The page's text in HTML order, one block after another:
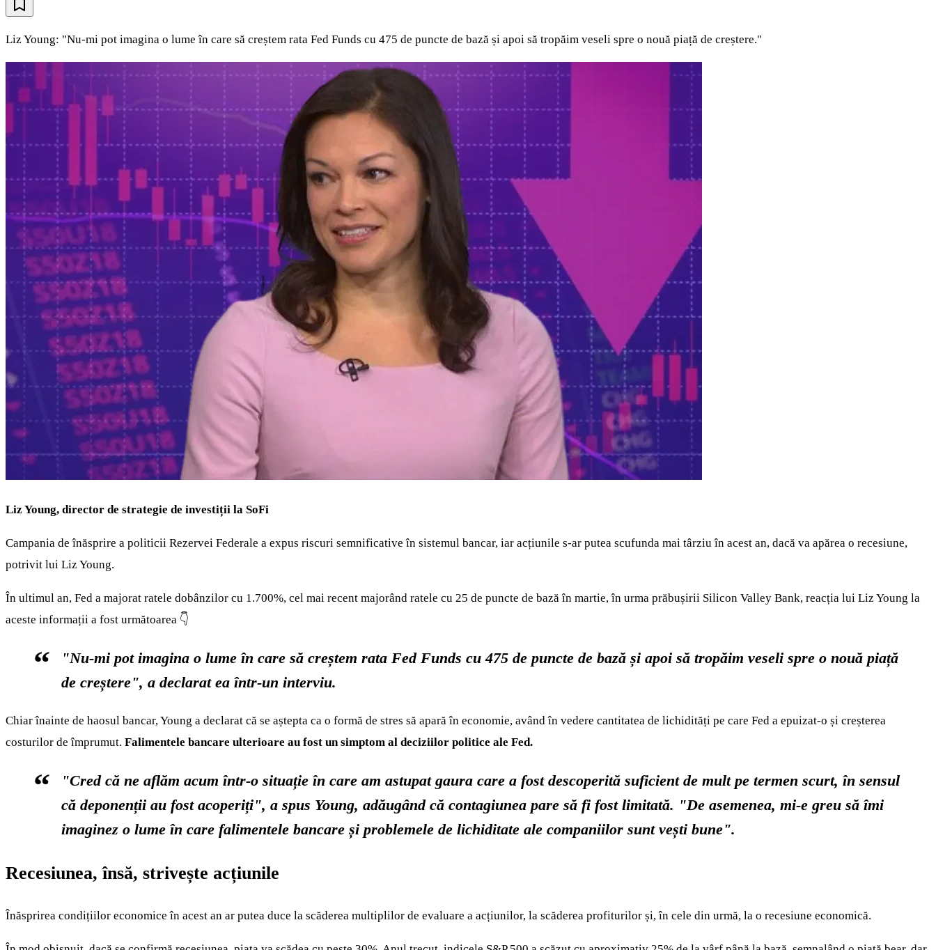
Liz Young: "Nu-mi pot imagina o lume în care să creștem rata Fed Funds cu 475 de puncte de bază și apoi să tropăim veseli spre o nouă piață de creștere."
Liz Young, director de strategie de investiții la SoFi
Campania de înăsprire a politicii Rezervei Federale a expus riscuri semnificative în sistemul bancar, iar acțiunile s-ar putea scufunda mai târziu în acest an, dacă va apărea o recesiune,
potrivit lui Liz Young.
În ultimul an, Fed a majorat ratele dobânzilor cu 1.700%, cel mai recent majorând ratele cu 25 de puncte de bază în martie, în urma prăbușirii Silicon Valley Bank, reacția lui Liz Young la
aceste informații a fost următoarea 👇
"Nu-mi pot imagina o lume în care să creștem rata Fed Funds cu 475 de puncte de bază și apoi să tropăim veseli spre o nouă piață
de creștere", a declarat ea într-un interviu.
Chiar înainte de haosul bancar, Young a declarat că se aștepta ca o formă de stres să apară în economie, având în vedere cantitatea de lichidități pe care Fed a epuizat-o și creșterea
costurilor de împrumut. Falimentele bancare ulterioare au fost un simptom al deciziilor politice ale Fed.
"Cred că ne aflăm acum într-o situație în care am astupat gaura care a fost descoperită suficient de mult pe termen scurt, în sensul
că deponenții au fost acoperiți", a spus Young, adăugând că contagiunea pare să fi fost limitată. "De asemenea, mi-e greu să îmi
imaginez o lume în care falimentele bancare și problemele de lichiditate ale companiilor sunt vești bune".
Recesiunea, însă, strivește acțiunile
Înăsprirea condițiilor economice în acest an ar putea duce la scăderea multiplilor de evaluare a acțiunilor, la scăderea profiturilor și, în cele din urmă, la o recesiune economică.